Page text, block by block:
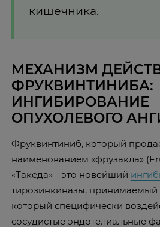
кишечника.
МЕХАНИЗМ
ФРУКВИНТИНИБА:
ИНГИБИРОВАНИЕ
ОПУХОЛЕВОГО
Фруквинтиниб, который
наименованием «фрузакла»
«Такеда» - это новейший
тирозинкиназы, принимаемый
который специфически
сосудистые эндотелиальные